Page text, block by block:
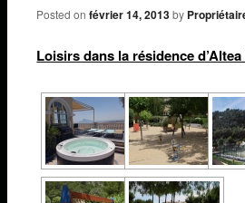
Posted onfévrier 14, 2013 by
Loisirs dans la résidence